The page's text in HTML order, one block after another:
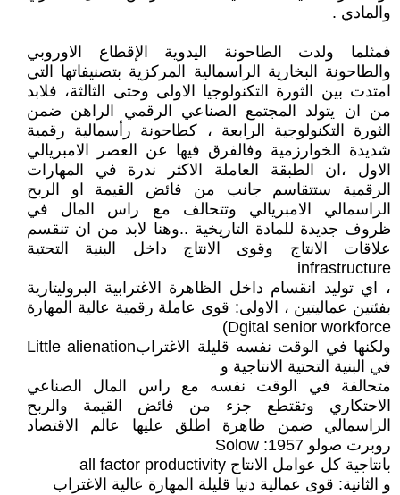
والمادي .
فمثلما ولدت الطاحونة اليدوية الإقطاع الاوروبي
والطاحونة البخارية الراسمالية المركزية بتصنيفاتها التي
امتدت بين الثورة التكنولوجيا الاولى وحتى الثالثة، فلابد
من ان يتولد المجتمع الصناعي الرقمي الراهن ضمن
الثورة التكنولوجية الرابعة ، كطاحونة رأسمالية رقمية
شديدة الخوارزمية وفالفرق فيها عن العصر الامبريالي
الاول ،ان الطبقة العاملة الاكثر ندرة في المهارات
الرقمية ستتقاسم جانب من فائض القيمة او الربح
الراسمالي الامبريالي وتتحالف مع راس المال في
ظروف جديدة للمادة التاريخية ..وهنا لابد من ان تنقسم
علاقات الانتاج وقوى الانتاج داخل البنية التحتية
infrastructure
، اي توليد انقسام داخل الظاهرة الاغترابية البروليتارية
بفئتين عماليتين ، الاولى: قوى عاملة رقمية عالية المهارة
Dgital senior workforce)
ولكنها في الوقت نفسه قليلة الاغترابLittle alienation
في البنية التحتية الانتاجية و
متحالفة في الوقت نفسه مع راس المال الصناعي
الاحتكاري وتقتطع جزء من فائض القيمة والربح
الراسمالي ضمن ظاهرة اطلق عليها عالم الاقتصاد
روبرت صولو Solow :1957
بانتاجية كل عوامل الانتاج all factor productivity
و الثانية: قوى عمالية دنيا قليلة المهارة عالية الاغتراب